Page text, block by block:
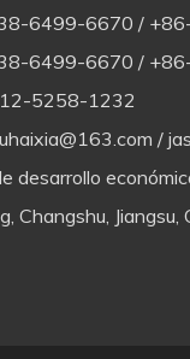
6499-6670 /
6499-6670 /
5258-1232
/
desarrollo
Changshu, Jiangsu,